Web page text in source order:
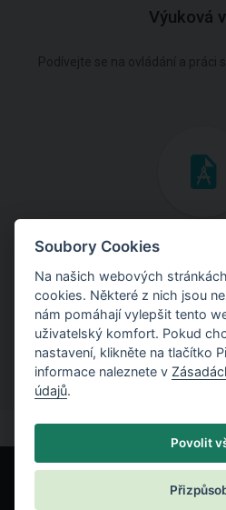
Výuková
Inženýrské
Stáhněte si manuály s
použití
Soubory Cookies
Na našich webových
cookies. Některé z nich jsou
nám pomáhají vylepšit tento
uživatelský komfort. Pokud
nastavení, klikněte na tlačítko
informace naleznete v
údajů.
Povolit